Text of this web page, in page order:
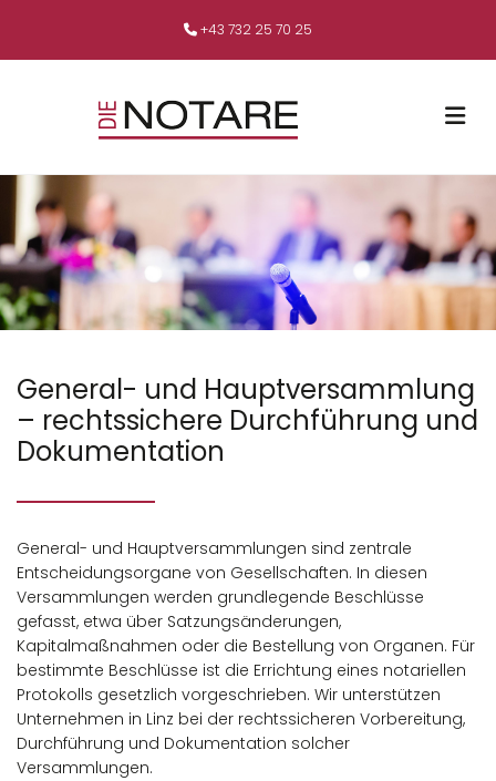
 +43 732 25 70 25
General- und Hauptversammlung
– rechtssichere Durchführung und
Dokumentation
General- und Hauptversammlungen sind zentrale
Entscheidungsorgane von Gesellschaften. In diesen
Versammlungen werden grundlegende Beschlüsse
gefasst, etwa über Satzungsänderungen,
Kapitalmaßnahmen oder die Bestellung von Organen. Für
bestimmte Beschlüsse ist die Errichtung eines notariellen
Protokolls gesetzlich vorgeschrieben. Wir unterstützen
Unternehmen in Linz bei der rechtssicheren Vorbereitung,
Durchführung und Dokumentation solcher
Versammlungen.